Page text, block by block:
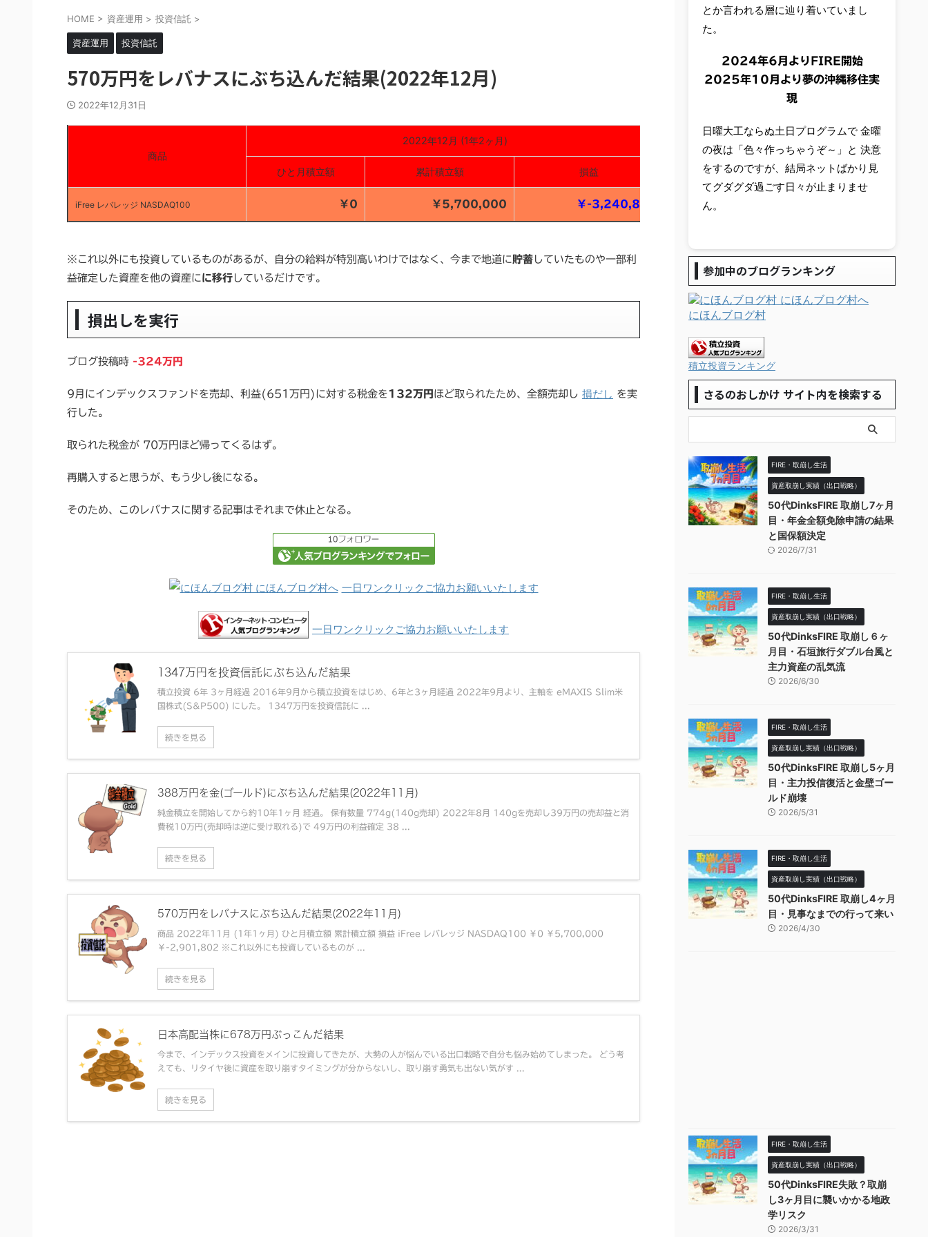
HOME > 資産運用 > 投資信託 >
資産運用 投資信託
570万円をレバナスにぶち込んだ結果(2022年12月)
2022年12月31日
商品
2022年12月 (1年2ヶ月)
ひと月積立額 累計積立額 損益
iFree レバレッジ NASDAQ100 ￥0 ￥5,700,000 ￥-3,240,827
※これ以外にも投資しているものがあるが、自分の給料が特別高いわけではなく、今まで地道に貯蓄 していたものや一部利
益確定した資産を他の資産にに移行 しているだけです。
損出しを実行
ブログ投稿時 -324万円
9月にインデックスファンドを売却、利益(651万円)に対する税金を132万円 ほど取られたため、全額売却し 損だし を実
行した。
取られた税金が 70万円ほど帰ってくるはず。
再購入すると思うが、もう少し後になる。
そのため、このレバナスに関する記事はそれまで休止となる。
一日ワンクリックご協力お願いいたします
一日ワンクリックご協力お願いいたします
1347万円を投資信託にぶち込んだ結果
積立投資 6年 3ヶ月経過 2016年9月から積立投資をはじめ、6年と3ヶ月経過 2022年9月より、主軸を eMAXIS Slim米
国株式(S&P500) にした。 1347万円を投資信託に ...
続きを見る
388万円を金(ゴールド)にぶち込んだ結果(2022年11月)
純金積立を開始してから約10年1ヶ月 経過。 保有数量 774g(140g売却) 2022年8月 140gを売却し39万円の売却益と消
費税10万円(売却時は逆に受け取れる)で 49万円の利益確定 38 ...
続きを見る
570万円をレバナスにぶち込んだ結果(2022年11月)
商品 2022年11月 (1年1ヶ月) ひと月積立額 累計積立額 損益 iFree レバレッジ NASDAQ100 ￥0 ￥5,700,000
￥-2,901,802 ※これ以外にも投資しているものが ...
続きを見る
日本高配当株に678万円ぶっこんだ結果
今まで、インデックス投資をメインに投資してきたが、大勢の人が悩んでいる出口戦略で自分も悩み始めてしまった。 どう考
えても、リタイヤ後に資産を取り崩すタイミングが分からないし、取り崩す勇気も出ない気がす ...
続きを見る
とか言われる層に辿り着いていまし
た。
2024年6月よりFIRE開始
2025年10月より夢の沖縄移住実
現
日曜大工ならぬ土日プログラムで 金曜
の夜は「色々作っちゃうぞ～」と 決意
をするのですが、結局ネットばかり見
てグダグダ過ごす日々が止まりませ
ん。
参加中のブログランキング
にほんブログ村
積立投資ランキング
さるのおしかけ サイト内を検索する
FIRE・取崩し生活
資産取崩し実績（出口戦略）
50代DinksFIRE 取崩し7ヶ月
目・年金全額免除申請の結果
と国保額決定
2026/7/31
FIRE・取崩し生活
資産取崩し実績（出口戦略）
50代DinksFIRE 取崩し６ヶ
月目・石垣旅行ダブル台風と
主力資産の乱気流
2026/6/30
FIRE・取崩し生活
資産取崩し実績（出口戦略）
50代DinksFIRE 取崩し5ヶ月
目・主力投信復活と金壁ゴー
ルド崩壊
2026/5/31
FIRE・取崩し生活
資産取崩し実績（出口戦略）
50代DinksFIRE 取崩し4ヶ月
目・見事なまでの行って来い
2026/4/30
FIRE・取崩し生活
資産取崩し実績（出口戦略）
50代DinksFIRE失敗？取崩
し3ヶ月目に襲いかかる地政
学リスク
2026/3/31